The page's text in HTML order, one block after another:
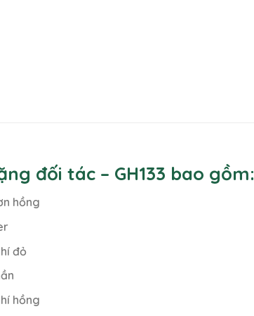
đối tác – GH133 bao gồm:
hồng
đỏ
hồng